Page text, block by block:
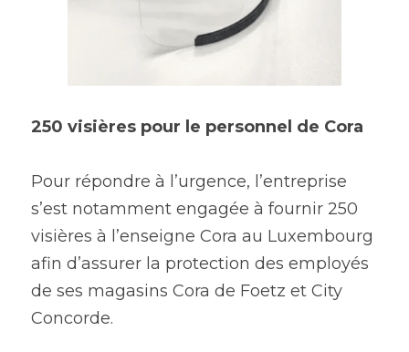
250 visières pour le personnel de Cora​
Pour répondre à l’urgence, l’entreprise
s’est notamment engagée à fournir 250
visières à l’enseigne Cora au Luxembourg
afin d’assurer la protection des employés
de ses magasins Cora de Foetz et City
Concorde.